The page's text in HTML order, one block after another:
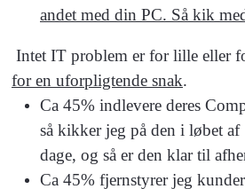
andet med din PC. Så kik
Intet IT problem er for lille eller
for en uforpligtende snak.
Ca 45% indlevere deres
så kikker jeg på den i løbet af
dage, og så er den klar til
Ca 45% fjernstyrer jeg